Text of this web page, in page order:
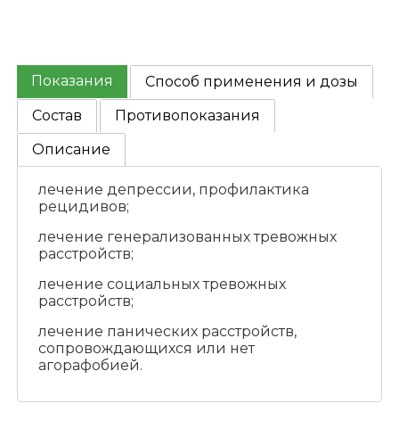
Показания
Способ применения и дозы
Состав
Противопоказания
Описание
лечение депрессии, профилактика
рецидивов;
лечение генерализованных тревожных
расстройств;
лечение социальных тревожных
расстройств;
лечение панических расстройств,
сопровождающихся или нет
агорафобией.